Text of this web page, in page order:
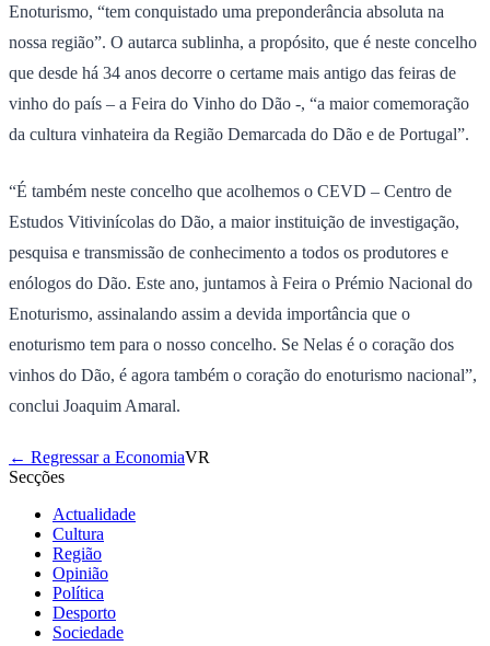
Enoturismo, “tem conquistado uma preponderância absoluta na
nossa região”. O autarca sublinha, a propósito, que é neste concelho
que desde há 34 anos decorre o certame mais antigo das feiras de
vinho do país – a Feira do Vinho do Dão -, “a maior comemoração
da cultura vinhateira da Região Demarcada do Dão e de Portugal”.
“É também neste concelho que acolhemos o CEVD – Centro de
Estudos Vitivinícolas do Dão, a maior instituição de investigação,
pesquisa e transmissão de conhecimento a todos os produtores e
enólogos do Dão. Este ano, juntamos à Feira o Prémio Nacional do
Enoturismo, assinalando assim a devida importância que o
enoturismo tem para o nosso concelho. Se Nelas é o coração dos
vinhos do Dão, é agora também o coração do enoturismo nacional”,
conclui Joaquim Amaral.
← Regressar a EconomiaVR
Secções
Actualidade
Cultura
Região
Opinião
Política
Desporto
Sociedade